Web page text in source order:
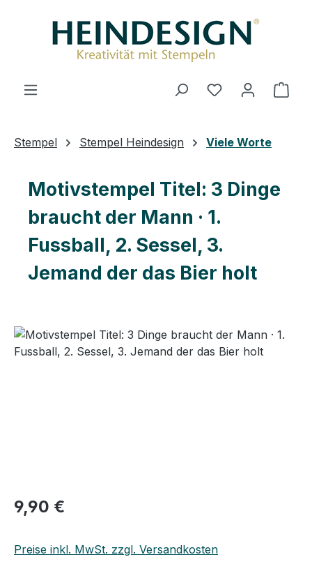
Du hast 0
Stempel Stempel Heindesign Viele Worte
Motivstempel Titel: 3 Dinge
braucht der Mann · 1.
Fussball, 2. Sessel, 3.
Jemand der das Bier holt
Regulärer Preis:
9,90 €
Preise inkl. MwSt. zzgl. Versandkosten